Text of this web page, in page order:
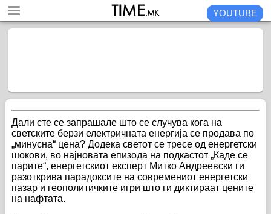
YOUTUBE
Дали сте се запрашале што се случува кога на
светските берзи електричната енергија се продава по
„минусна“ цена? Додека светот се тресе од енергетски
шокови, во најновата епизода на подкастот „Каде се
парите“, енергетскиот експерт Митко Андреевски ги
разоткрива парадоксите на современиот енергетски
пазар и геополитичките игри што ги диктираат цените
на нафтата.